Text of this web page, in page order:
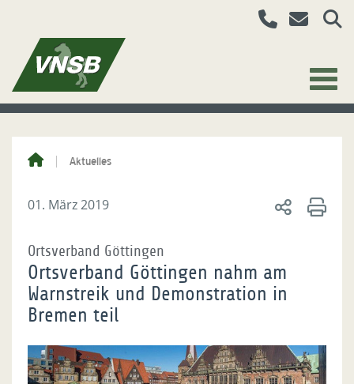
Aktuelles
01. März 2019
Ortsverband Göttingen
Ortsverband Göttingen nahm am
Warnstreik und Demonstration in
Bremen teil